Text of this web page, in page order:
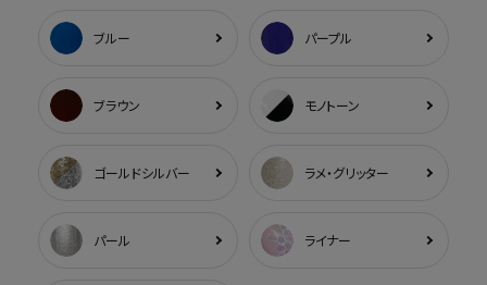
ブルー パープル
ブラウン モノトーン
ゴールドシルバー ラメ・グリッター
パール ライナー